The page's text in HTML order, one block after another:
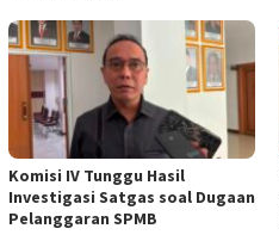
Komisi IV Tunggu Hasil
Investigasi Satgas soal Dugaan
Pelanggaran SPMB